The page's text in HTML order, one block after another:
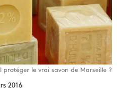
protéger le vrai savon de Marseille ?
2016